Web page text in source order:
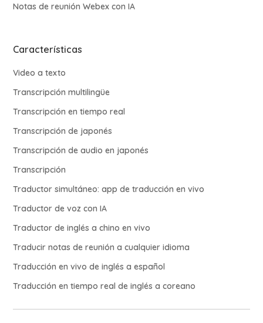
Notas de reunión Webex con IA
Características
Video a texto
Transcripción multilingüe
Transcripción en tiempo real
Transcripción de japonés
Transcripción de audio en japonés
Transcripción
Traductor simultáneo: app de traducción en vivo
Traductor de voz con IA
Traductor de inglés a chino en vivo
Traducir notas de reunión a cualquier idioma
Traducción en vivo de inglés a español
Traducción en tiempo real de inglés a coreano